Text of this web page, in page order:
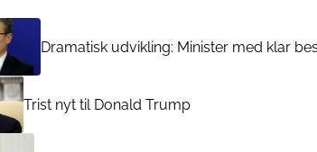
Dramatisk udvikling: Minister med klar
Trist nyt til Donald Trump